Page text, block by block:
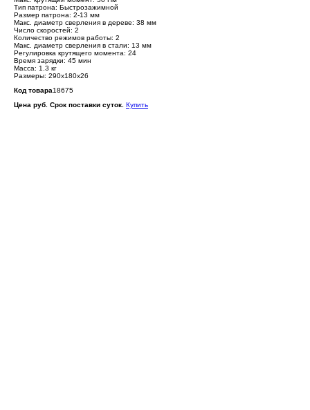
Тип патрона: Быстрозажимной
Размер патрона: 2-13 мм
Макс. диаметр сверления в дереве: 38 мм
Число скоростей: 2
Количество режимов работы: 2
Макс. диаметр сверления в стали: 13 мм
Регулировка крутящего момента: 24
Время зарядки: 45 мин
Масса: 1.3 кг
Размеры: 290х180х26
Код товара18675
Цена руб. Срок поставки суток. Купить